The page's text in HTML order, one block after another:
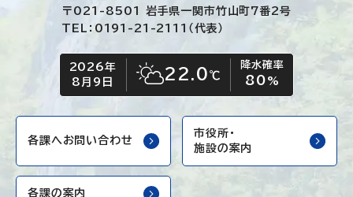
〒021-8501 岩手県一関市竹山町7番2号
TEL：0191-21-2111（代表）
今日の日付
2026年
8月9日
今日の天気
晴れ時々くもり
22.0 ℃
降水確率
80 %
各課へお問い合わせ
市役所・
施設の案内
各課の案内